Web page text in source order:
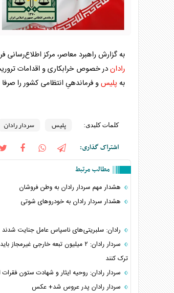
به گزارش راهبرد معاصر، مرکز
راداندر خصوص خرابکاری و اقدامات
به پلیسو فرماندهیِ انتظامی کشور را
کلمات کلیدی: پلیس سردار رادان
اشتراک گذاری:
مطالب مرتبط
هشدار مهم سردار رادان به وطن فروشان
هشدار سردار رادان به خودروهای شوتی
رادان: سلبریتی‌های ناسپاس عامل جنایت شدند
سردار رادان: ۲ میلیون تبعه خارجی
ترک کنند
سردار رادان: روحیه ایثار و شهادت ستون
سردار رادان پدر عروس شد+ عکس